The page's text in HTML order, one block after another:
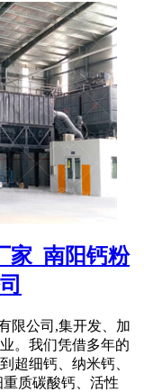
家_南阳钙粉
限公司,集开发、加
。我们凭借多年的
超细钙、纳米钙、
质碳酸钙、活性